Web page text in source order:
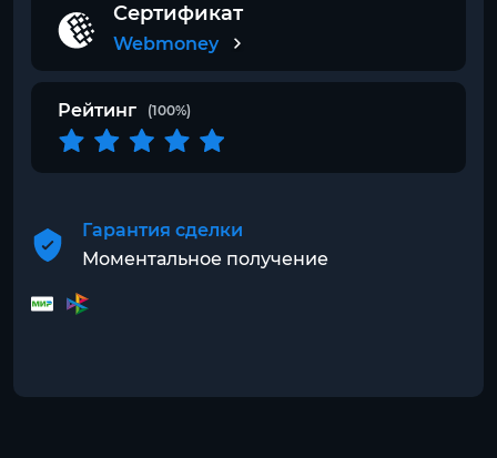
Сертификат
Webmoney
Рейтинг (100%)
Гарантия сделки
Моментальное получение